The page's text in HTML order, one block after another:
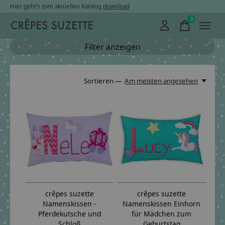
Hier geht’s zum aktuellen Katalog download
0items
Filter anzeigen
Sortieren — Am meisten angesehen
crêpes suzette
Namenskissen -
Pferdekutsche und
crêpes suzette
Namenskissen Einhorn
für Mädchen zum